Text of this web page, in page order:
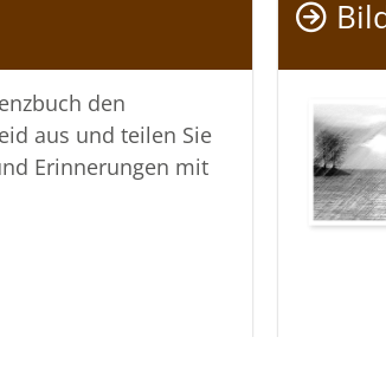
den
aus und teilen Sie
Erinnerungen mit